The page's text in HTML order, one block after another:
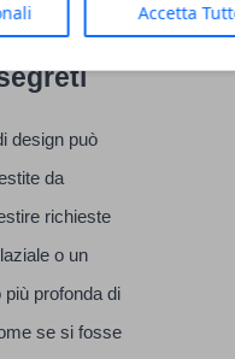
Accetta
design può
da
richieste
o un
profonda di
se si fosse